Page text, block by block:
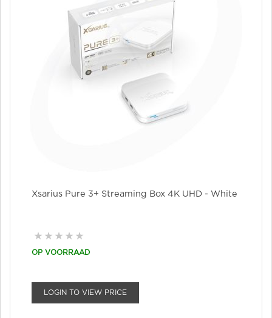
Xsarius Pure 3+ Streaming Box 4K UHD - White
OP VOORRAAD
LOGIN TO VIEW PRICE